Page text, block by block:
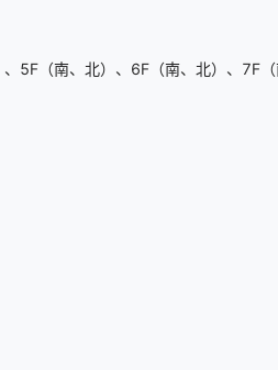
（南、北）、6F（南、北）、7F（